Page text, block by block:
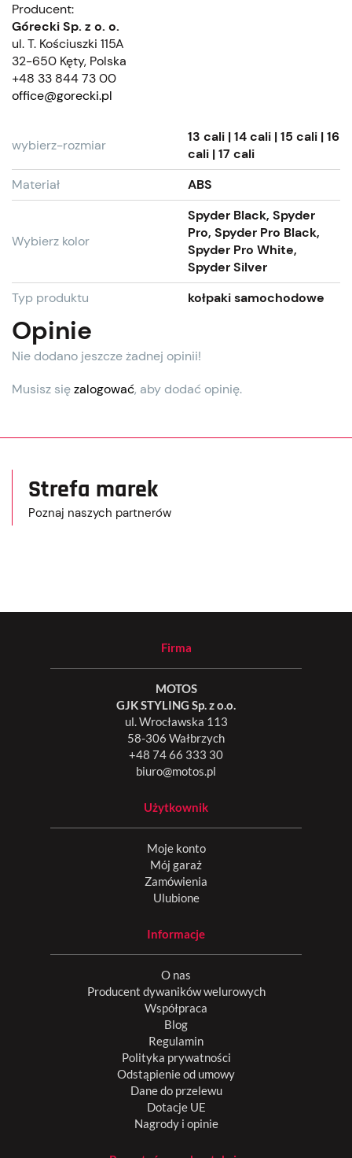
Producent:
Górecki Sp. z o. o.
ul. T. Kościuszki 115A
32-650 Kęty, Polska
+48 33 844 73 00
office@gorecki.pl
wybierz-rozmiar
13 cali | 14 cali | 15 cali | 16
cali | 17 cali
Materiał
ABS
Wybierz kolor
Spyder Black, Spyder
Pro, Spyder Pro Black,
Spyder Pro White,
Spyder Silver
Typ produktu
kołpaki samochodowe
Opinie
Nie dodano jeszcze żadnej opinii!
Musisz sięzalogować, aby dodać opinię.
Strefa marek
Poznaj naszych partnerów
Firma
MOTOS
GJK STYLING Sp. z o.o.
ul. Wrocławska 113
58-306 Wałbrzych
+48 74 66 333 30
biuro@motos.pl
Użytkownik
Moje konto
Mój garaż
Zamówienia
Ulubione
Informacje
O nas
Producent dywaników welurowych
Współpraca
Blog
Regulamin
Polityka prywatności
Odstąpienie od umowy
Dane do przelewu
Dotacje UE
Nagrody i opinie